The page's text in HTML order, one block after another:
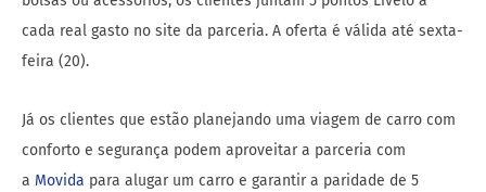
cada real gasto no site da parceria. A oferta é válida até sexta-
feira (20).
Já os clientes que estão planejando uma viagem de carro com
conforto e segurança podem aproveitar a parceria com
a Movida para alugar um carro e garantir a paridade de 5